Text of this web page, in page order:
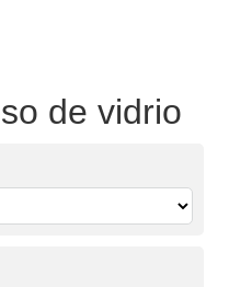
de vidrio